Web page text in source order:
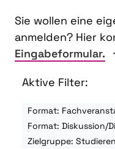
Sie wollen eine
anmelden? Hier
Eingabeformular.
Aktive Filter:
Format:
Format: Diskussion/
Zielgruppe: